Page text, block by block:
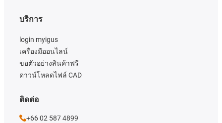
บริการ
login myigus
เครื่องมืออนไลน์
ขอตัวอย่างสินค้าฟรี
ดาวน์โหลดไฟล์ CAD
ติดต่อ
+66 02 587 4899